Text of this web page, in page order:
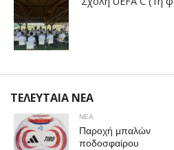
ΤΕΛΕΥΤΑΙΑ ΝΕΑ
ΝΕΑ
Παροχή μπαλών
ποδοσφαίρου